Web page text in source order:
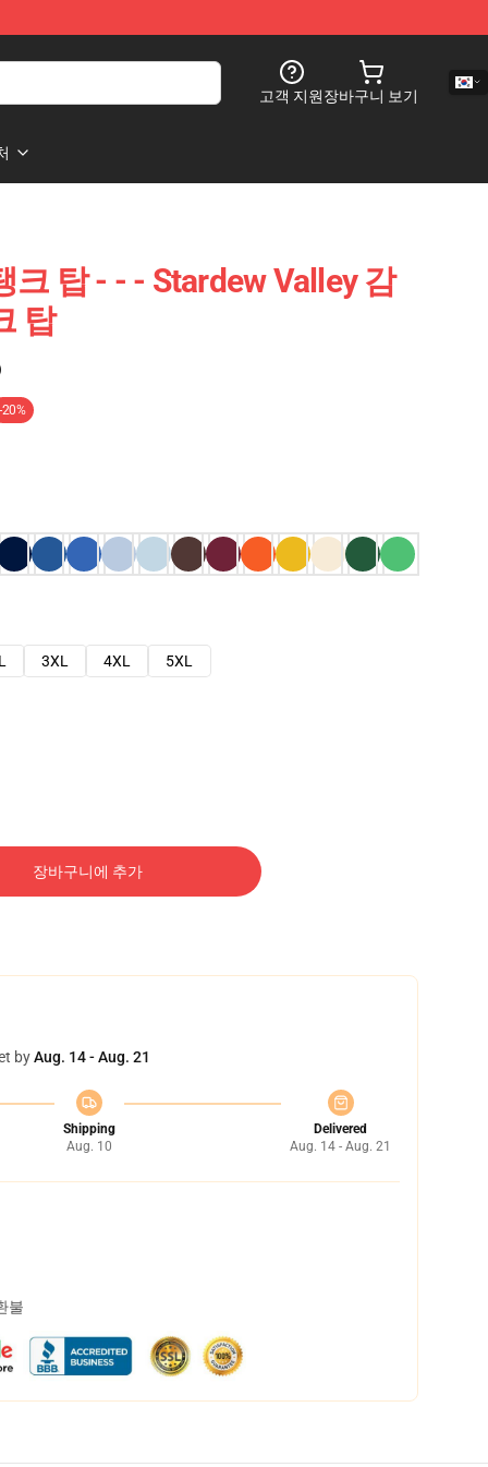
고객 지원장바구니 보기
크 탑 - - - Stardew Valley 감
탑
-20%
3XL 4XL
5XL
장바구니에 추가
byAug. 14 - Aug. 21
Shipping
Aug. 10
Delivered
Aug. 14 - Aug. 21
불